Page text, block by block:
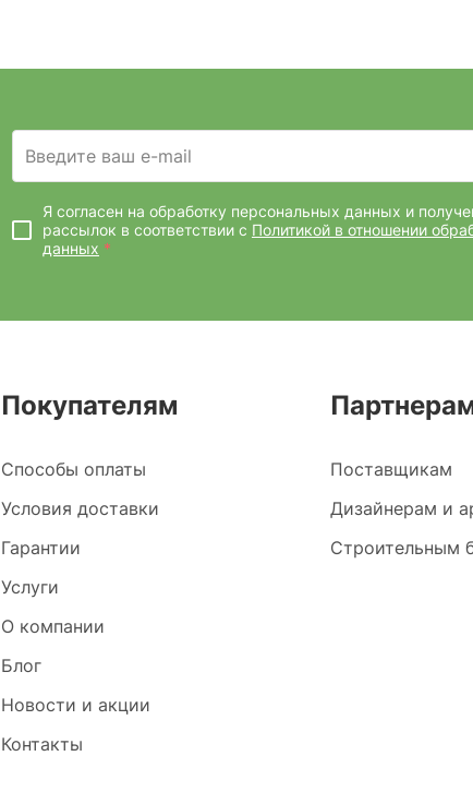
Введите ваш e-mail
Я согласен на обработку персональных данных и
рассылок в соответствии с Политикой в отношении
данных *
Покупателям
Способы оплаты
Условия доставки
Гарантии
Услуги
О компании
Блог
Новости и акции
Контакты
Поставщикам
Дизайнерам и
Строительным